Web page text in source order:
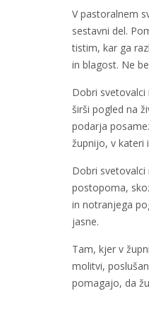
V pastoralnem
sestavni del.
tistim, kar ga
in blagost. Ne
Dobri
širši pogled na
podarja
župnijo, v kateri
Dobri
postopoma,
in notranjega
jasne.
Tam, kjer v
molitvi,
pomagajo, da